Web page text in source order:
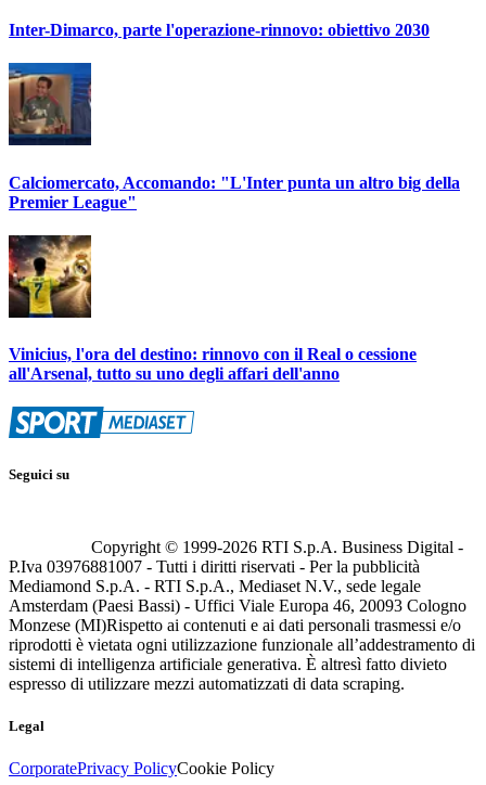
Inter-Dimarco, parte l'operazione-rinnovo: obiettivo 2030
Calciomercato, Accomando: "L'Inter punta un altro big della
Premier League"
Vinicius, l'ora del destino: rinnovo con il Real o cessione
all'Arsenal, tutto su uno degli affari dell'anno
Seguici su
Copyright © 1999-2026 RTI S.p.A. Business Digital -
P.Iva 03976881007 - Tutti i diritti riservati - Per la pubblicità
Mediamond S.p.A. - RTI S.p.A., Mediaset N.V., sede legale
Amsterdam (Paesi Bassi) - Uffici Viale Europa 46, 20093 Cologno
Monzese (MI)Rispetto ai contenuti e ai dati personali trasmessi e/o
riprodotti è vietata ogni utilizzazione funzionale all’addestramento di
sistemi di intelligenza artificiale generativa. È altresì fatto divieto
espresso di utilizzare mezzi automatizzati di data scraping.
Legal
CorporatePrivacy PolicyCookie Policy